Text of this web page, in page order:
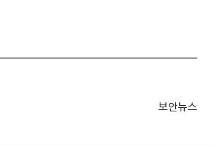
보안뉴스